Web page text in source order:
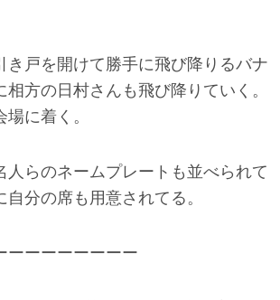
戸を開けて勝手に飛び降りるバナ
方の日村さんも飛び降りていく。
に着く。
らのネームプレートも並べられて
分の席も用意されてる。
ーーーーーーーー